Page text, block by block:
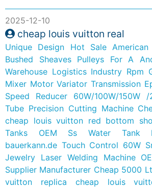
2025-12-10
cheap louis vuitton real
Unique Design Hot Sale
Bushed Sheaves Pulleys For A
Warehouse Logistics Industry Rpm
Mixer Motor Variator Transmission
Speed Reducer
60W/100W/150W
Tube Precision Cutting Machine
cheap louis vuitton red bottom
Tanks
OEM Ss Water Tank
bauerkann.de Touch Control 60W
Jewelry Laser Welding Machine
Supplier Manufacturer Cheap 5000
vuitton replica
cheap louis